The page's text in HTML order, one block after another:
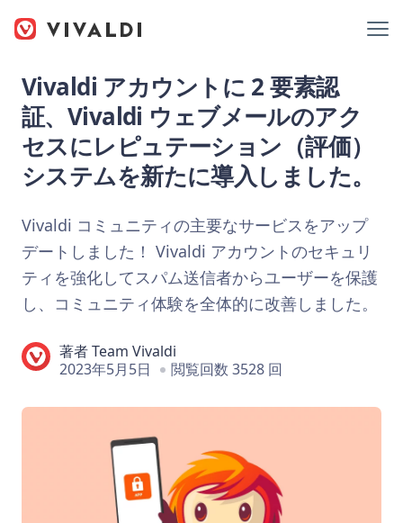
Vivaldi アカウントに 2 要素認
証、Vivaldi ウェブメールのアク
セスにレピュテーション（評価）
システムを新たに導入しました。
Vivaldi コミュニティの主要なサービスをアップ
デートしました！ Vivaldi アカウントのセキュリ
ティを強化してスパム送信者からユーザーを保護
し、コミュニティ体験を全体的に改善しました。
著者Team Vivaldi
2023年5月5日
閲覧回数 3528 回